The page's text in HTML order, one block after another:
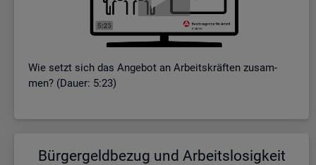
Wie setzt sich das An­ge­bot an Ar­beits­kräf­ten zu­sam­
men? (Dauer: 5:23)
Bür­ger­geld­be­zug und Ar­beits­lo­sig­keit